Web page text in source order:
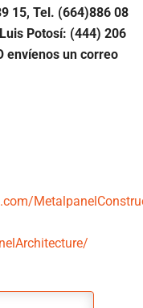
15, Tel. (664)886 08
Potosí: (444) 206
envíenos un correo